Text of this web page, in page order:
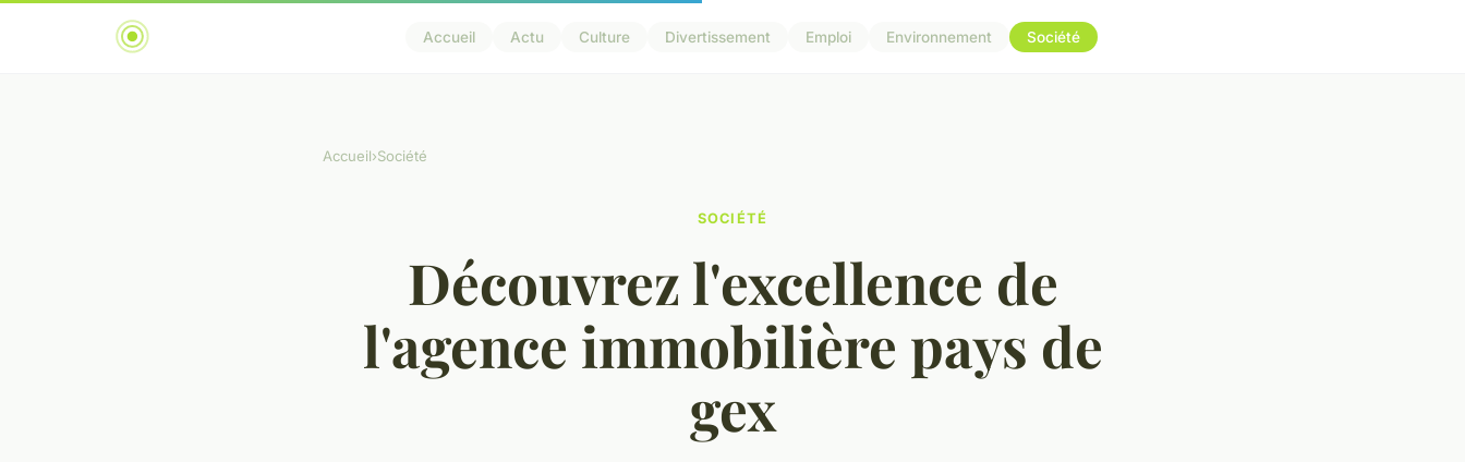
Accueil Actu Culture Divertissement Emploi Environnement Société
Accueil›Société
SOCIÉTÉ
Découvrez l'excellence de
l'agence immobilière pays de
gex